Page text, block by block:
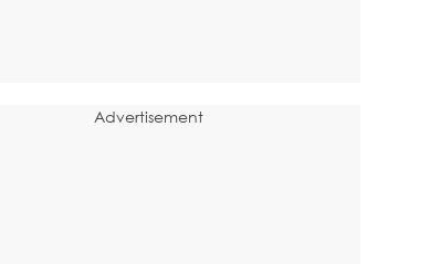
Advertisement